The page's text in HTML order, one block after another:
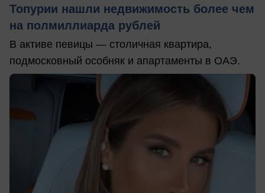
Топурии нашли недвижимость более чем
на полмиллиарда рублей
В активе певицы — столичная квартира,
подмосковный особняк и апартаменты в ОАЭ.